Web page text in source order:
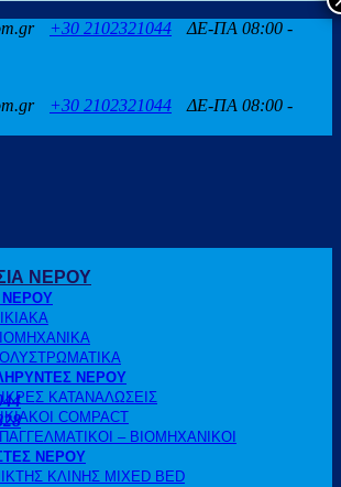
+30 2102321044
ΔΕ-ΠΑ 08:00 -
+30 2102321044
ΔΕ-ΠΑ 08:00 -
ΝΕΡΟΥ
ΝΕΡΟΥ
ΝΕΡΟΥ
ΚΑΤΑΝΑΛΩΣΕΙΣ
COMPACT
– ΒΙΟΜΗΧΑΝΙΚΟΙ
ΝΕΡΟΥ
ΚΛΙΝΗΣ MIXED BED